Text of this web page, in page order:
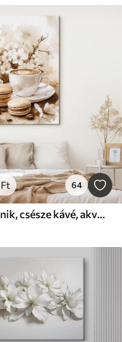
Ft 64
Képek Makarónik, csésze kávé, akvarell stílus, bézs színek, jázmin virágok